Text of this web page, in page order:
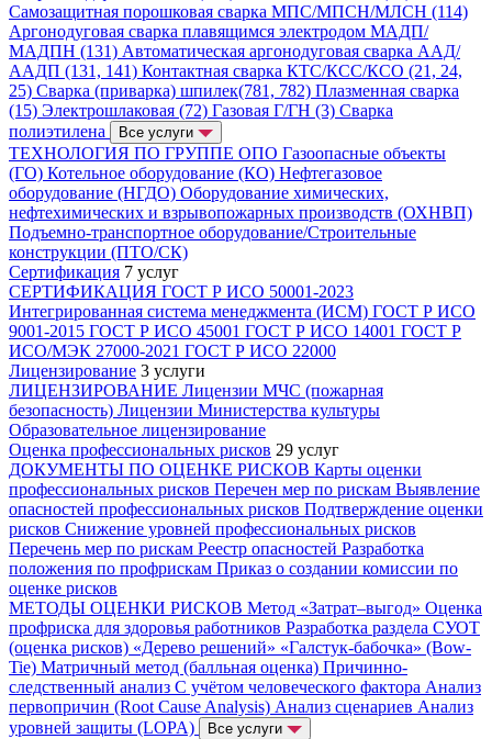
Самозащитная порошковая сварка МПС/МПСН/МЛСН (114)
Аргонодуговая сварка плавящимся электродом МАДП/
МАДПН (131) Автоматическая аргонодуговая сварка ААД/
ААДП (131, 141) Контактная сварка КТС/КСС/КСО (21, 24,
25) Сварка (приварка) шпилек(781, 782) Плазменная сварка
(15) Электрошлаковая (72) Газовая Г/ГН (3) Сварка
полиэтилена
Все услуги
ТЕХНОЛОГИЯ ПО ГРУППЕ ОПО Газоопасные объекты
(ГО) Котельное оборудование (КО) Нефтегазовое
оборудование (НГДО) Оборудование химических,
нефтехимических и взрывопожарных производств (ОХНВП)
Подъемно-транспортное оборудование/Строительные
конструкции (ПТО/СК)
Сертификация 7 услуг
СЕРТИФИКАЦИЯ ГОСТ Р ИСО 50001-2023
Интегрированная система менеджмента (ИСМ) ГОСТ Р ИСО
9001-2015 ГОСТ Р ИСО 45001 ГОСТ Р ИСО 14001 ГОСТ Р
ИСО/МЭК 27000-2021 ГОСТ Р ИСО 22000
Лицензирование 3 услуги
ЛИЦЕНЗИРОВАНИЕ Лицензии МЧС (пожарная
безопасность) Лицензии Министерства культуры
Образовательное лицензирование
Оценка профессиональных рисков 29 услуг
ДОКУМЕНТЫ ПО ОЦЕНКЕ РИСКОВ Карты оценки
профессиональных рисков Перечен мер по рискам Выявление
опасностей профессиональных рисков Подтверждение оценки
рисков Снижение уровней профессиональных рисков
Перечень мер по рискам Реестр опасностей Разработка
положения по профрискам Приказ о создании комиссии по
оценке рисков
МЕТОДЫ ОЦЕНКИ РИСКОВ Метод «Затрат–выгод» Оценка
профриска для здоровья работников Разработка раздела СУОТ
(оценка рисков) «Дерево решений» «Галстук-бабочка» (Bow-
Tie) Матричный метод (балльная оценка) Причинно-
следственный анализ С учётом человеческого фактора Анализ
первопричин (Root Cause Analysis) Анализ сценариев Анализ
уровней защиты (LOPA)
Все услуги